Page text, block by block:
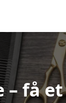
– få